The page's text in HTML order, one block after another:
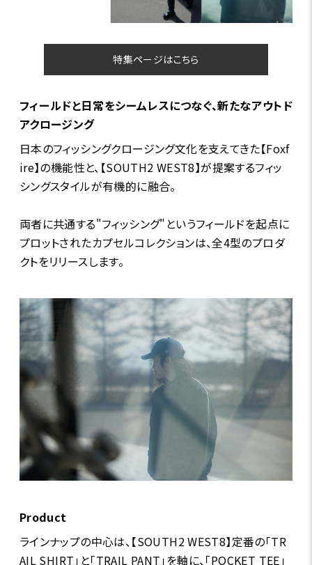
特集ページはこちら
フィールドと日常をシームレスにつなぐ、新たなアウトド
アクロージング
日本のフィッシングクロージング文化を支えてきた【Foxf
ire】の機能性と、【SOUTH2 WEST8】が提案するフィッ
シングスタイルが有機的に融合。
両者に共通する"フィッシング"というフィールドを起点に
プロットされたカプセルコレクションは、全4型のプロダ
クトをリリースします。
Product
ラインナップの中心は、【SOUTH2 WEST8】定番の「TR
AIL SHIRT」と「TRAIL PANT」を軸に、「POCKET TEE」